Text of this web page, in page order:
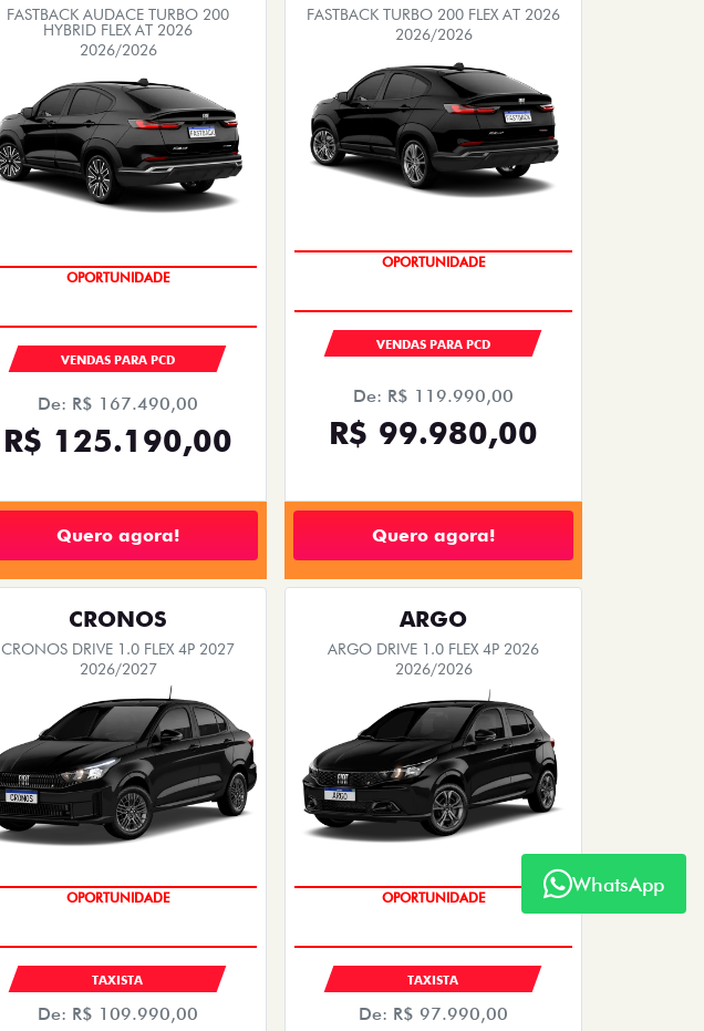
FASTBACK AUDACE TURBO 200
HYBRID FLEX AT 2026
2026/2026
OPORTUNIDADE
VENDAS PARA PCD
De: R$ 167.490,00
R$ 125.190,00
Quero agora!
FASTBACK TURBO 200 FLEX AT 2026
2026/2026
OPORTUNIDADE
VENDAS PARA PCD
De: R$ 119.990,00
R$ 99.980,00
Quero agora!
CRONOS
CRONOS DRIVE 1.0 FLEX 4P 2027
2026/2027
OPORTUNIDADE
TAXISTA
De: R$ 109.990,00
ARGO
ARGO DRIVE 1.0 FLEX 4P 2026
2026/2026
OPORTUNIDADE
TAXISTA
De: R$ 97.990,00
WhatsApp